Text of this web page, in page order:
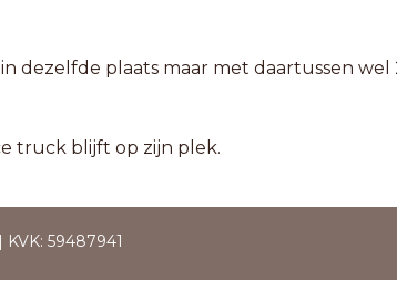
dezelfde plaats maar met daartussen wel
truck blijft op zijn plek.
| KVK: 59487941